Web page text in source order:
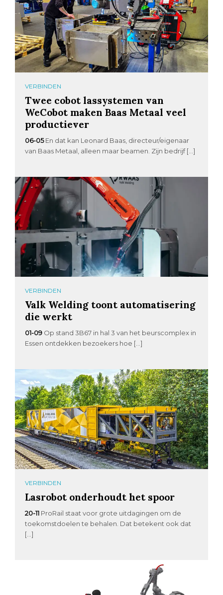
VERBINDEN
Twee cobot lassystemen van
WeCobot maken Baas Metaal veel
productiever
06-05 En dat kan Leonard Baas, directeur/eigenaar
van Baas Metaal, alleen maar beamen. Zijn bedrijf […]
VERBINDEN
Valk Welding toont automatisering
die werkt
01-09 Op stand 3B67 in hal 3 van het beurscomplex in
Essen ontdekken bezoekers hoe […]
VERBINDEN
Lasrobot onderhoudt het spoor
20-11 ProRail staat voor grote uitdagingen om de
toekomstdoelen te behalen. Dat betekent ook dat
[…]